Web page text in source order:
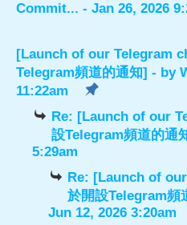
Commit... - Jan 26, 2026
[Launch of our Telegram
Telegram頻道的通知] - by
11:22am
Re: [Launch of our
設Telegram頻道的通
5:29am
Re: [Launch of
於開設Telegram頻
Jun 12, 2026 3:20am